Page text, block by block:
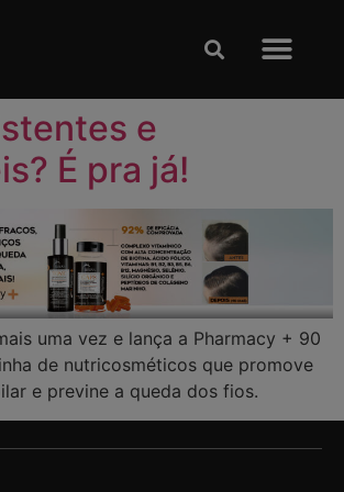
e
É pra já!
uma vez e lança a Pharmacy + 90
de nutricosméticos que promove
e previne a queda dos fios.